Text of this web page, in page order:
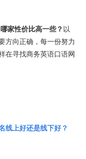
家性价比高一些？ 以
方向正确，每一份努力
在寻找商务英语口语网
线上好还是线下好？